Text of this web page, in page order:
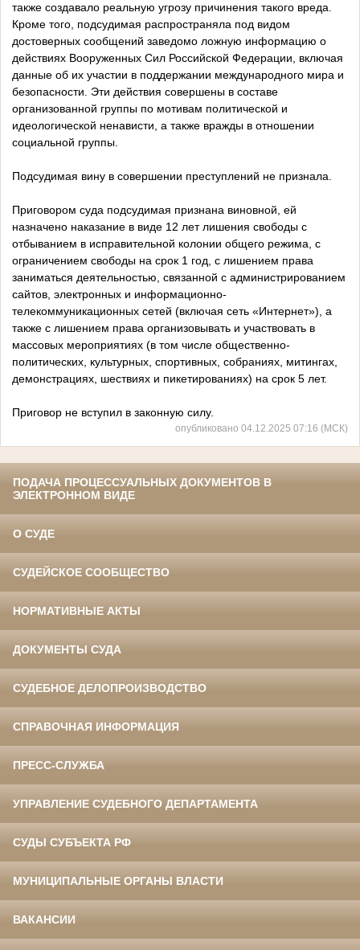
также создавало реальную угрозу причинения такого вреда.
Кроме того, подсудимая распространяла под видом
достоверных сообщений заведомо ложную информацию о
действиях Вооруженных Сил Российской Федерации, включая
данные об их участии в поддержании международного мира и
безопасности. Эти действия совершены в составе
организованной группы по мотивам политической и
идеологической ненависти, а также вражды в отношении
социальной группы.
Подсудимая вину в совершении преступлений не признала.
Приговором суда подсудимая признана виновной, ей
назначено наказание в виде 12 лет лишения свободы с
отбыванием в исправительной колонии общего режима, с
ограничением свободы на срок 1 год, с лишением права
заниматься деятельностью, связанной с администрированием
сайтов, электронных и информационно-
телекоммуникационных сетей (включая сеть «Интернет»), а
также с лишением права организовывать и участвовать в
массовых мероприятиях (в том числе общественно-
политических, культурных, спортивных, собраниях, митингах,
демонстрациях, шествиях и пикетированиях) на срок 5 лет.
Приговор не вступил в законную силу.
опубликовано 04.12.2025 07:16 (МСК)
ПОДАЧА ПРОЦЕССУАЛЬНЫХ ДОКУМЕНТОВ В
ЭЛЕКТРОННОМ ВИДЕ
О СУДЕ
СУДЕЙСКОЕ СООБЩЕСТВО
НОРМАТИВНЫЕ АКТЫ
ДОКУМЕНТЫ СУДА
СУДЕБНОЕ ДЕЛОПРОИЗВОДСТВО
СПРАВОЧНАЯ ИНФОРМАЦИЯ
ПРЕСС-СЛУЖБА
УПРАВЛЕНИЕ СУДЕБНОГО ДЕПАРТАМЕНТА
СУДЫ СУБЪЕКТА РФ
МУНИЦИПАЛЬНЫЕ ОРГАНЫ ВЛАСТИ
ВАКАНСИИ